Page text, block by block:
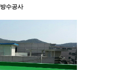
방수공사